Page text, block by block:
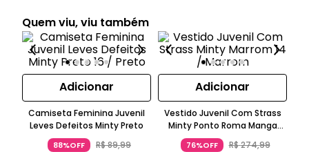
Quem viu, viu também
Adicionar
Camiseta Feminina Juvenil
Leves Defeitos Minty Preto
88%OFF R$89,99
Adicionar
Vestido Juvenil Com Strass
Minty Ponto Roma Manga
Curta Bege
76%OFF R$274,99